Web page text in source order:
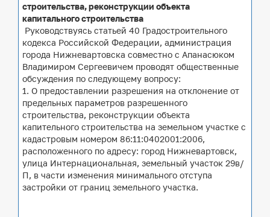
строительства, реконструкции объекта
капитального строительства
Руководствуясь статьей 40 Градостроительного
кодекса Российской Федерации, администрация
города Нижневартовска совместно с Апанасюком
Владимиром Сергеевичем проводят общественные
обсуждения по следующему вопросу:
1. О предоставлении разрешения на отклонение от
предельных параметров разрешенного
строительства, реконструкции объекта
капительного строительства на земельном участке с
кадастровым номером 86:11:0402001:2006,
расположенного по адресу: город Нижневартовск,
улица Интернациональная, земельный участок 29в/
П, в части изменения минимального отступа
застройки от границ земельного участка.